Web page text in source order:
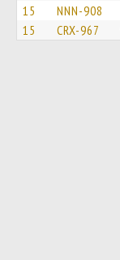
15 NNN-908
15 CRX-967